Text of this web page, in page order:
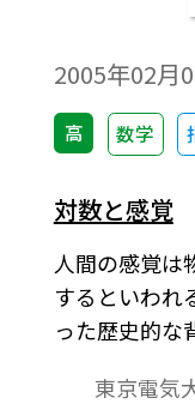
2005年02月
高 数学
対数と感覚
人間の感覚は
するといわれ
った歴史的な
東京電気